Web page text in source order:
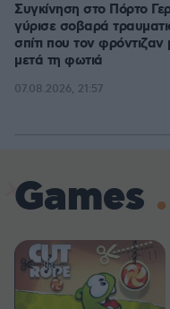
Συγκίνηση στο Πόρτο
γύρισε σοβαρά
σπίτι που τον
μετά τη φωτιά
07.08.2026, 21:57
Games